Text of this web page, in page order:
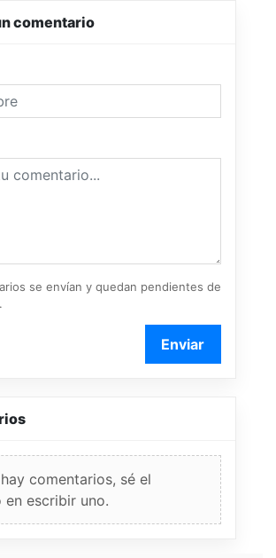
comentario
se envían y quedan pendientes de
Enviar
comentarios, sé el
en escribir uno.